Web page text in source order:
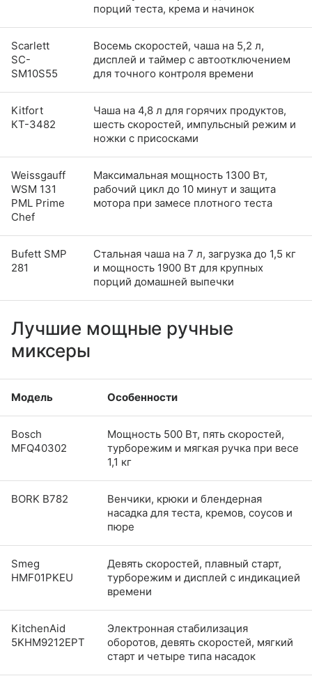
порций теста, крема и начинок
Scarlett
SC-
SM10S55
Восемь скоростей, чаша на 5,2 л,
дисплей и таймер с автоотключением
для точного контроля времени
Kitfort
КТ-3482
Чаша на 4,8 л для горячих продуктов,
шесть скоростей, импульсный режим и
ножки с присосками
Weissgauff
WSM 131
PML Prime
Chef
Максимальная мощность 1300 Вт,
рабочий цикл до 10 минут и защита
мотора при замесе плотного теста
Bufett SMP
281
Стальная чаша на 7 л, загрузка до 1,5 кг
и мощность 1900 Вт для крупных
порций домашней выпечки
Лучшие мощные ручные
миксеры
Модель Особенности
Bosch
MFQ40302
Мощность 500 Вт, пять скоростей,
турборежим и мягкая ручка при весе
1,1 кг
BORK B782
Венчики, крюки и блендерная
насадка для теста, кремов, соусов и
пюре
Smeg
HMF01PKEU
Девять скоростей, плавный старт,
турборежим и дисплей с индикацией
времени
KitchenAid
5KHM9212EPT
Электронная стабилизация
оборотов, девять скоростей, мягкий
старт и четыре типа насадок